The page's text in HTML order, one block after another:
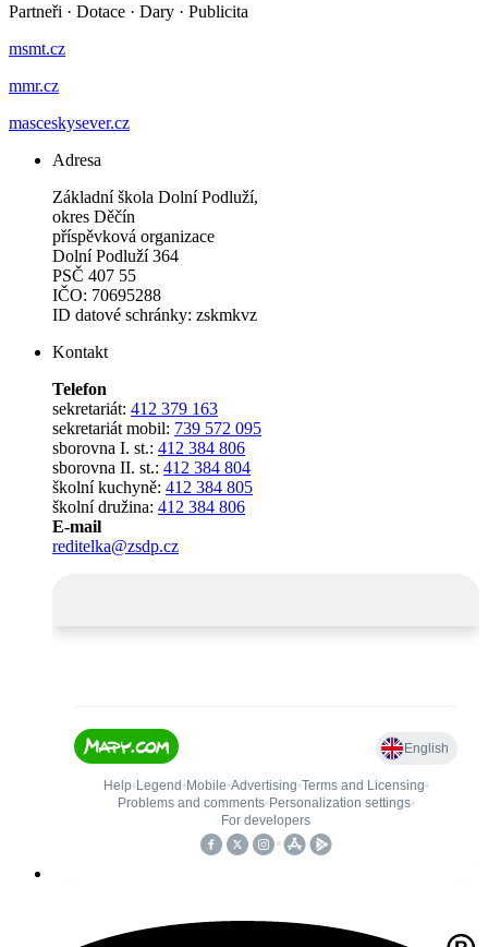
Partneři · Dotace · Dary · Publicita
msmt.cz
mmr.cz
masceskysever.cz
Adresa
Základní škola Dolní Podluží,
okres Děčín
příspěvková organizace
Dolní Podluží 364
PSČ 407 55
IČO: 70695288
ID datové schránky: zskmkvz
Kontakt
Telefon
sekretariát: 412 379 163
sekretariát mobil: 739 572 095
sborovna I. st.: 412 384 806
sborovna II. st.: 412 384 804
školní kuchyně: 412 384 805
školní družina: 412 384 806
E-mail
reditelka@zsdp.cz